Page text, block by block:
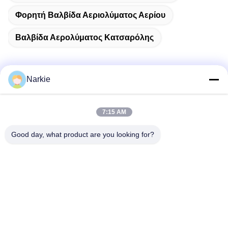
Φορητή Βαλβίδα Αεριολύματος Αερίου
Βαλβίδα Αερολύματος Κατσαρόλης
Οδός Yingbin αριθ. 100, ζώνη οικονομικής και τεχνολογικής
Narkie
7:15 AM
Good day, what product are you looking for?